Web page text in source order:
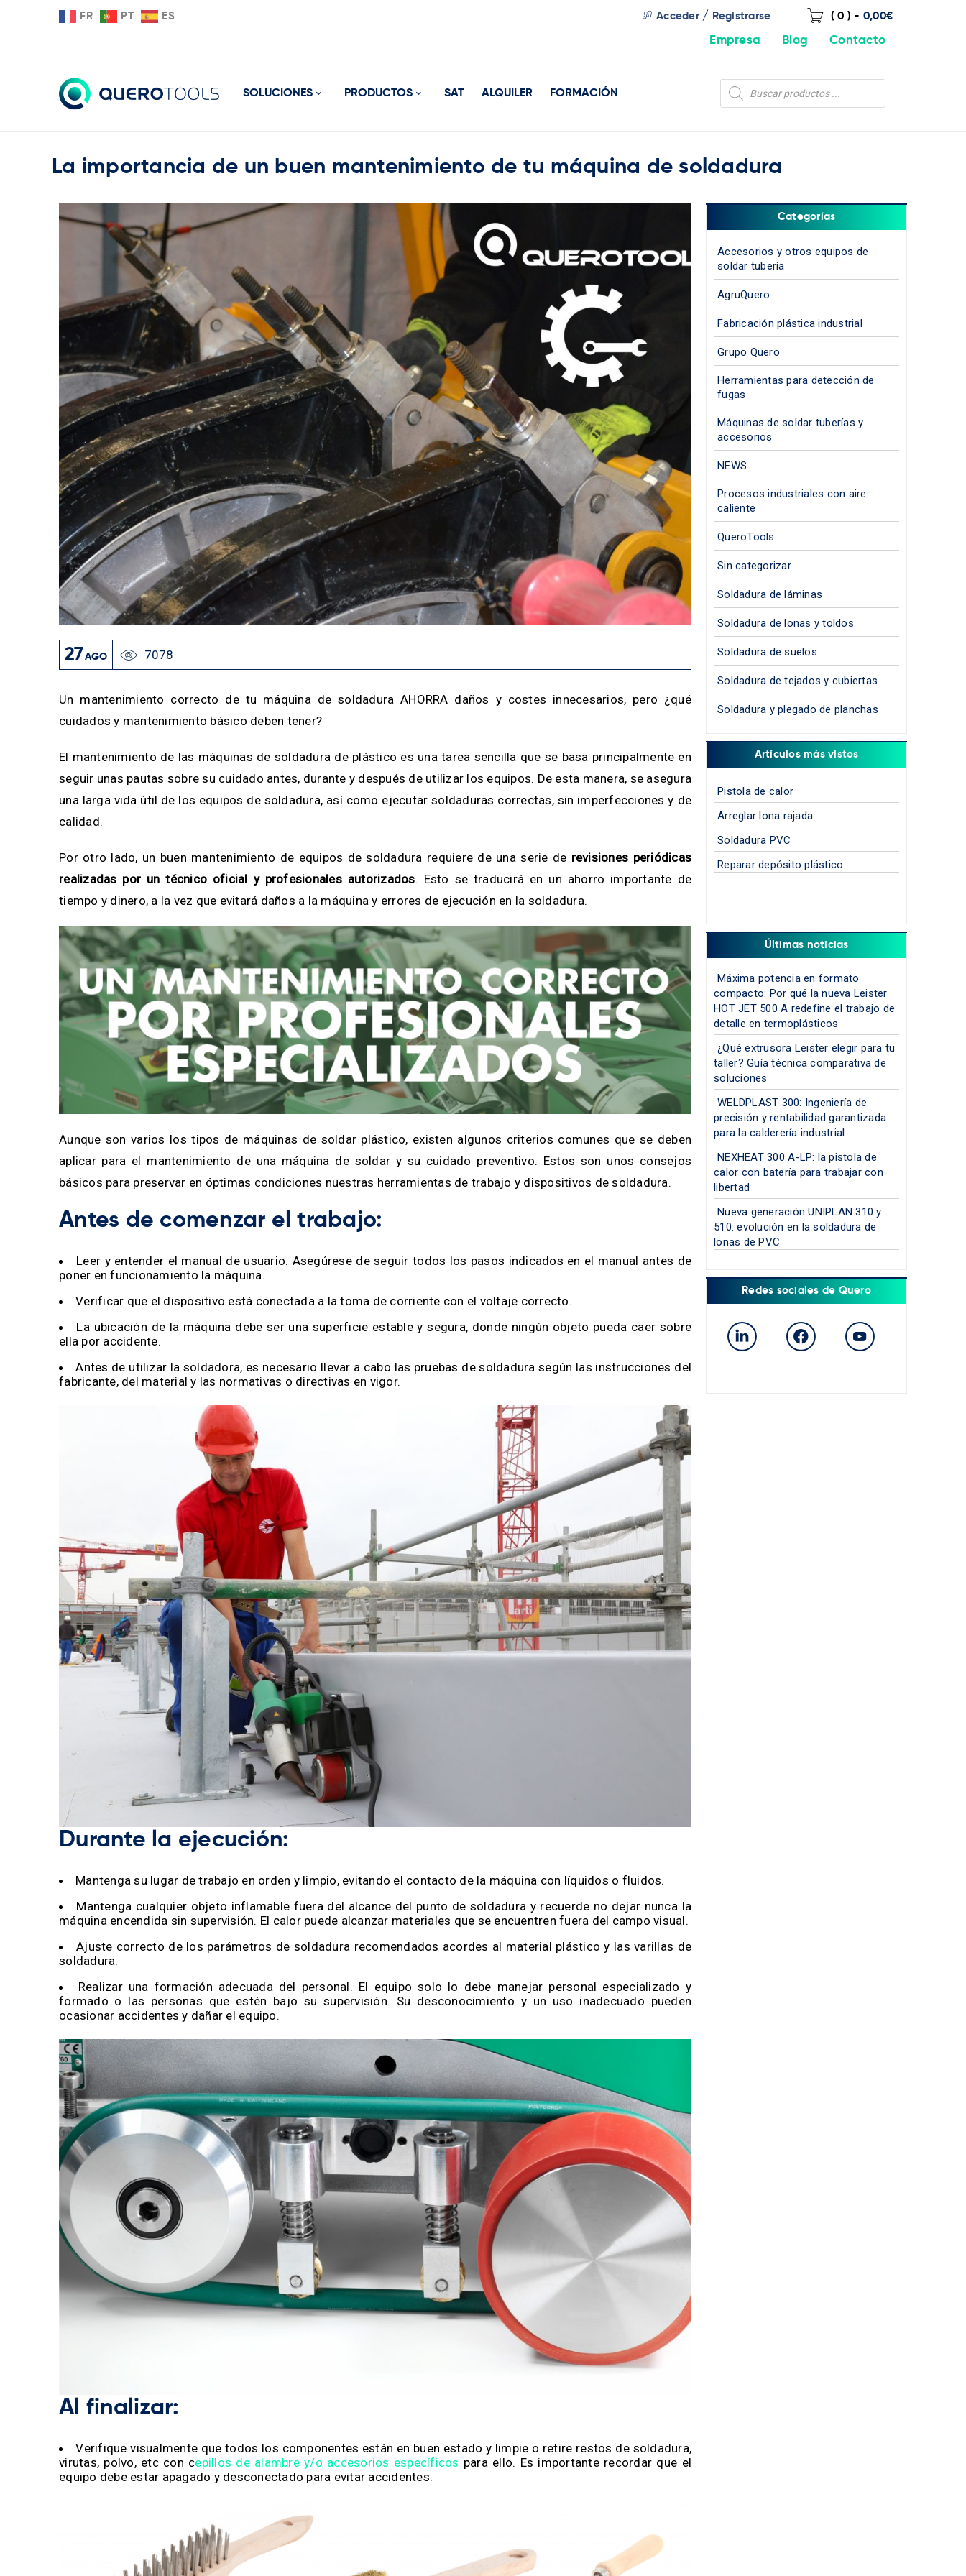
FR PT ES ( 0 ) - 0,00€
Acceder/ Registrarse
Empresa Blog Contacto
SOLUCIONES PRODUCTOS SAT ALQUILER FORMACIÓN
La importancia de un buen mantenimiento de tu máquina de soldadura
27AGO 7078
Un mantenimiento correcto de tu máquina de soldadura AHORRA daños y costes innecesarios, pero ¿qué
cuidados y mantenimiento básico deben tener?
El mantenimiento de las máquinas de soldadura de plástico es una tarea sencilla que se basa principalmente en
seguir unas pautas sobre su cuidado antes, durante y después de utilizar los equipos. De esta manera, se asegura
una larga vida útil de los equipos de soldadura, así como ejecutar soldaduras correctas, sin imperfecciones y de
calidad.
Por otro lado, un buen mantenimiento de equipos de soldadura requiere de una serie de revisiones periódicas
realizadas por un técnico oficial y profesionales autorizados. Esto se traducirá en un ahorro importante de
tiempo y dinero, a la vez que evitará daños a la máquina y errores de ejecución en la soldadura.
Aunque son varios los tipos de máquinas de soldar plástico, existen algunos criterios comunes que se deben
aplicar para el mantenimiento de una máquina de soldar y su cuidado preventivo. Estos son unos consejos
básicos para preservar en óptimas condiciones nuestras herramientas de trabajo y dispositivos de soldadura.
Antes de comenzar el trabajo:
Leer y entender el manual de usuario. Asegúrese de seguir todos los pasos indicados en el manual antes de
poner en funcionamiento la máquina.
Verificar que el dispositivo está conectada a la toma de corriente con el voltaje correcto.
La ubicación de la máquina debe ser una superficie estable y segura, donde ningún objeto pueda caer sobre
ella por accidente.
Antes de utilizar la soldadora, es necesario llevar a cabo las pruebas de soldadura según las instrucciones del
fabricante, del material y las normativas o directivas en vigor.
Durante la ejecución:
Mantenga su lugar de trabajo en orden y limpio, evitando el contacto de la máquina con líquidos o fluidos.
Mantenga cualquier objeto inflamable fuera del alcance del punto de soldadura y recuerde no dejar nunca la
máquina encendida sin supervisión. El calor puede alcanzar materiales que se encuentren fuera del campo visual.
Ajuste correcto de los parámetros de soldadura recomendados acordes al material plástico y las varillas de
soldadura.
Realizar una formación adecuada del personal. El equipo solo lo debe manejar personal especializado y
formado o las personas que estén bajo su supervisión. Su desconocimiento y un uso inadecuado pueden
ocasionar accidentes y dañar el equipo.
Al finalizar:
Verifique visualmente que todos los componentes están en buen estado y limpie o retire restos de soldadura,
virutas, polvo, etc con cepillos de alambre y/o accesorios específicos para ello. Es importante recordar que el
equipo debe estar apagado y desconectado para evitar accidentes.
Categorías
Accesorios y otros equipos de
soldar tubería
AgruQuero
Fabricación plástica industrial
Grupo Quero
Herramientas para detección de
fugas
Máquinas de soldar tuberías y
accesorios
NEWS
Procesos industriales con aire
caliente
QueroTools
Sin categorizar
Soldadura de láminas
Soldadura de lonas y toldos
Soldadura de suelos
Soldadura de tejados y cubiertas
Soldadura y plegado de planchas
Artículos más vistos
Pistola de calor
Arreglar lona rajada
Soldadura PVC
Reparar depósito plástico
Últimas noticias
Máxima potencia en formato
compacto: Por qué la nueva Leister
HOT JET 500 A redefine el trabajo de
detalle en termoplásticos
¿Qué extrusora Leister elegir para tu
taller? Guía técnica comparativa de
soluciones
WELDPLAST 300: Ingeniería de
precisión y rentabilidad garantizada
para la calderería industrial
NEXHEAT 300 A-LP: la pistola de
calor con batería para trabajar con
libertad
Nueva generación UNIPLAN 310 y
510: evolución en la soldadura de
lonas de PVC
Redes sociales de Quero